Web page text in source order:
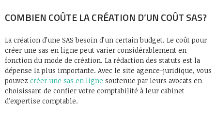
COMBIEN COÛTE LA CRÉATION D’UN COÛT SAS?
La création d’une SAS besoin d’un certain budget. Le coût pour
créer une sas en ligne peut varier considérablement en
fonction du mode de création. La rédaction des statuts est la
dépense la plus importante. Avec le site agence-juridique, vous
pouvez créer une sas en ligne soutenue par leurs avocats en
choisissant de confier votre comptabilité à leur cabinet
d’expertise comptable.